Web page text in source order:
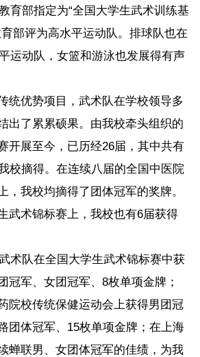
部指定为“全国大学生武术训练基
部评为高水平运动队。排球队也在
运动队，女篮和游泳也发展得有声
优势项目，武术队在学校领导多
出了累累硕果。由我校牵头组织的
开展至今，已历经26届，其中共有
校摘得。在连续八届的全国中医院
，我校均摘得了团体冠军的奖牌。
武术锦标赛上，我校也有6届获得
队在全国大学生武术锦标赛中获
冠军、女团冠军、8枚单项金牌；
院校传统保健运动会上获得男团冠
团体冠军、15枚单项金牌；在上海
蝉联男、女团体冠军的佳绩，为我